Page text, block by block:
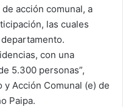
acción comunal, a
las cuales
con una
5.300 personas”,
Acción Comunal (e) de
Paipa.